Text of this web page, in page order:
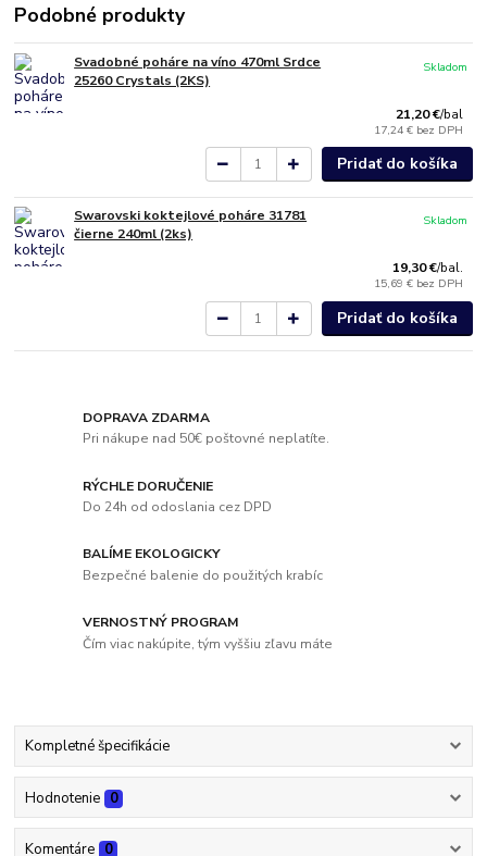
Podobné produkty
Svadobné poháre na víno 470ml Srdce
25260 Crystals (2KS)
21,20 €/bal
17,24 € bez DPH
Skladom
Pridať do košíka
Swarovski koktejlové poháre 31781
čierne 240ml (2ks)
19,30 €/bal.
15,69 € bez DPH
Skladom
Pridať do košíka
DOPRAVA ZDARMA
Pri nákupe nad 50€ poštovné neplatíte.
RÝCHLE DORUČENIE
Do 24h od odoslania cez DPD
BALÍME EKOLOGICKY
Bezpečné balenie do použitých krabíc
VERNOSTNÝ PROGRAM
Čím viac nakúpite, tým vyššiu zľavu máte
Kompletné špecifikácie
Hodnotenie 0
Komentáre 0